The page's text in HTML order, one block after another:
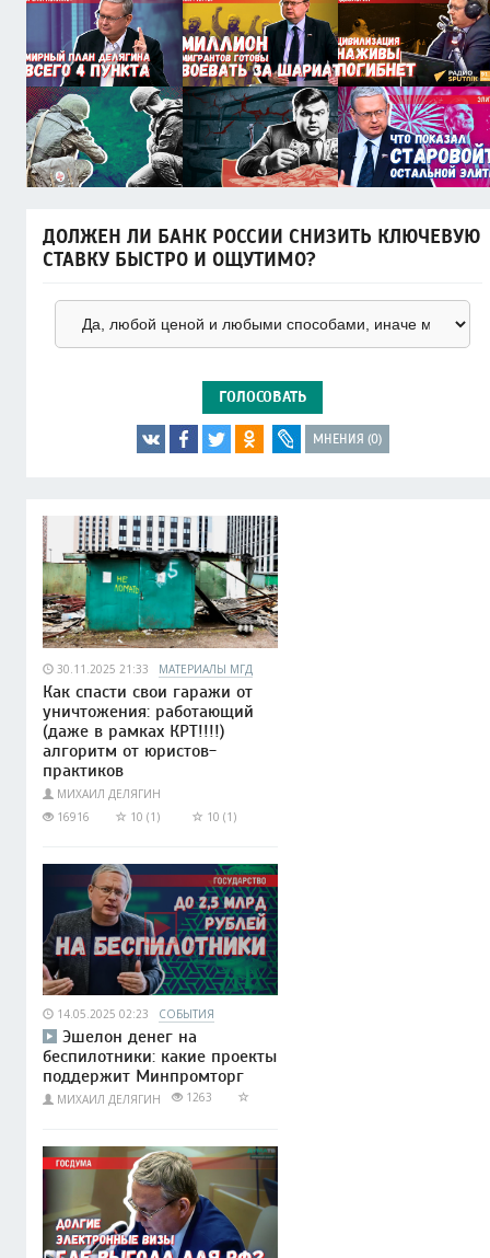
ДОЛЖЕН ЛИ БАНК РОССИИ СНИЗИТЬ КЛЮЧЕВУЮ
СТАВКУ БЫСТРО И ОЩУТИМО?
ГОЛОСОВАТЬ
МНЕНИЯ (0)
30.11.2025 21:33 МАТЕРИАЛЫ МГД
Как спасти свои гаражи от
уничтожения: работающий
(даже в рамках КРТ!!!!)
алгоритм от юристов-
практиков
МИХАИЛ ДЕЛЯГИН
16916
10 (1) 10 (1)
14.05.2025 02:23 СОБЫТИЯ
Эшелон денег на
беспилотники: какие проекты
поддержит Минпромторг
МИХАИЛ ДЕЛЯГИН 1263